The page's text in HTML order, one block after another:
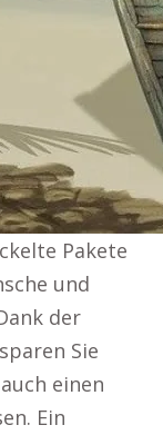
Pakete
und
der
Sie
einen
Ein